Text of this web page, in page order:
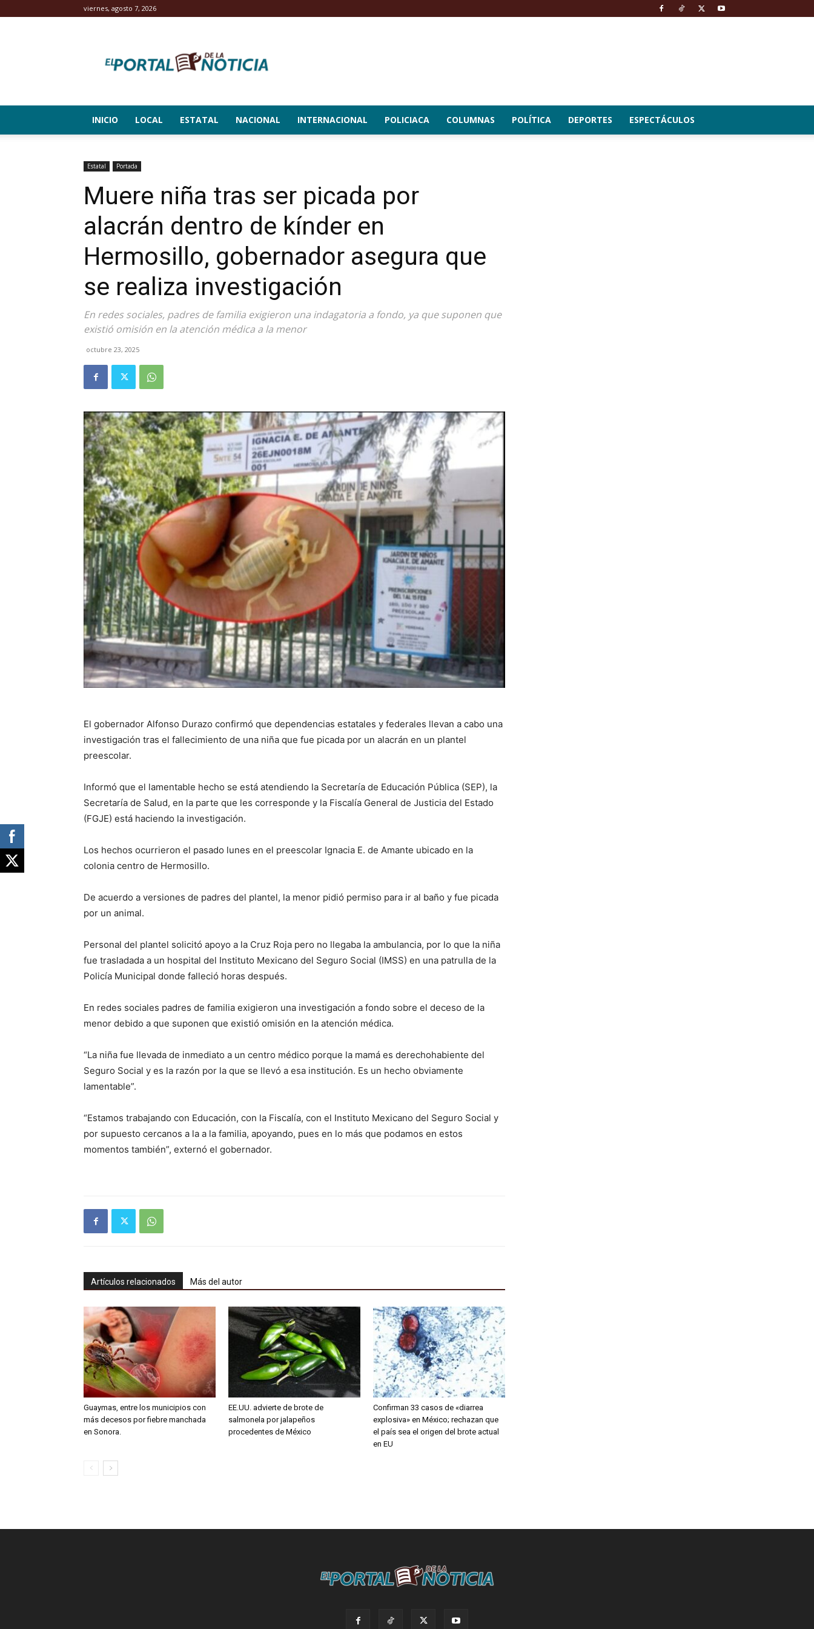
viernes, agosto 7, 2026
Portal
de
INICIO LOCAL ESTATAL NACIONAL INTERNACIONAL POLICIACA COLUMNAS POLÍTICA DEPORTES ESPECTÁCULOS
Estatal Portada
Muere niña tras ser picada por
alacrán dentro de kínder en
Hermosillo, gobernador asegura que
se realiza investigación
En redes sociales, padres de familia exigieron una indagatoria a fondo, ya que suponen que
existió omisión en la atención médica a la menor
octubre 23, 2025
El gobernador Alfonso Durazo confirmó que dependencias estatales y federales llevan a cabo una
investigación tras el fallecimiento de una niña que fue picada por un alacrán en un plantel
preescolar.
Informó que el lamentable hecho se está atendiendo la Secretaría de Educación Pública (SEP), la
Secretaría de Salud, en la parte que les corresponde y la Fiscalía General de Justicia del Estado
(FGJE) está haciendo la investigación.
Los hechos ocurrieron el pasado lunes en el preescolar Ignacia E. de Amante ubicado en la
colonia centro de Hermosillo.
De acuerdo a versiones de padres del plantel, la menor pidió permiso para ir al baño y fue picada
por un animal.
Personal del plantel solicitó apoyo a la Cruz Roja pero no llegaba la ambulancia, por lo que la niña
fue trasladada a un hospital del Instituto Mexicano del Seguro Social (IMSS) en una patrulla de la
Policía Municipal donde falleció horas después.
En redes sociales padres de familia exigieron una investigación a fondo sobre el deceso de la
menor debido a que suponen que existió omisión en la atención médica.
“La niña fue llevada de inmediato a un centro médico porque la mamá es derechohabiente del
Seguro Social y es la razón por la que se llevó a esa institución. Es un hecho obviamente
lamentable”.
“Estamos trabajando con Educación, con la Fiscalía, con el Instituto Mexicano del Seguro Social y
por supuesto cercanos a la a la familia, apoyando, pues en lo más que podamos en estos
momentos también”, externó el gobernador.
Artículos relacionados Más del autor
Guaymas, entre los municipios con
más decesos por fiebre manchada
en Sonora.
EE.UU. advierte de brote de
salmonela por jalapeños
procedentes de México
Confirman 33 casos de «diarrea
explosiva» en México; rechazan que
el país sea el origen del brote actual
en EU